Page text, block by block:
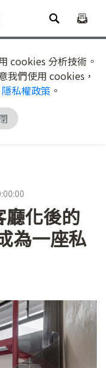
cookies 分析技術。
我們使用 cookies，
隱私權政策 。
廳化後的
為一座私